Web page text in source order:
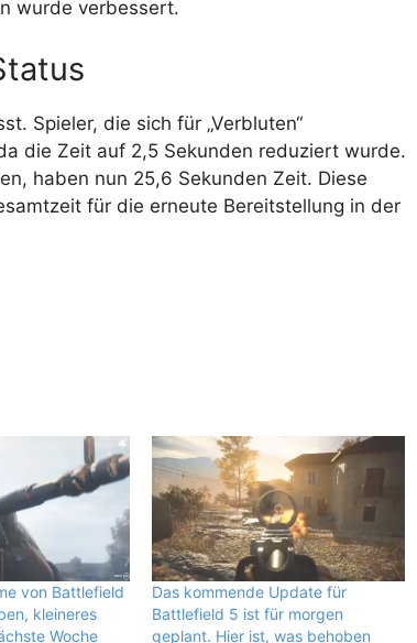
wurde verbessert.
Spieler, die sich für „Verbluten“
die Zeit auf 2,5 Sekunden reduziert wurde.
haben nun 25,6 Sekunden Zeit. Diese
für die erneute Bereitstellung in der
von Battlefield
kleineres
Woche
Das kommende Update für
Battlefield 5 ist für morgen
geplant. Hier ist, was behoben